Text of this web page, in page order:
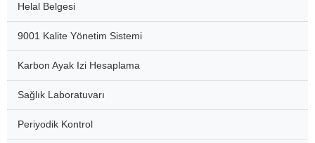
Helal Belgesi
9001 Kalite Yönetim Sistemi
Karbon Ayak Izi Hesaplama
Sağlık Laboratuvarı
Periyodik Kontrol